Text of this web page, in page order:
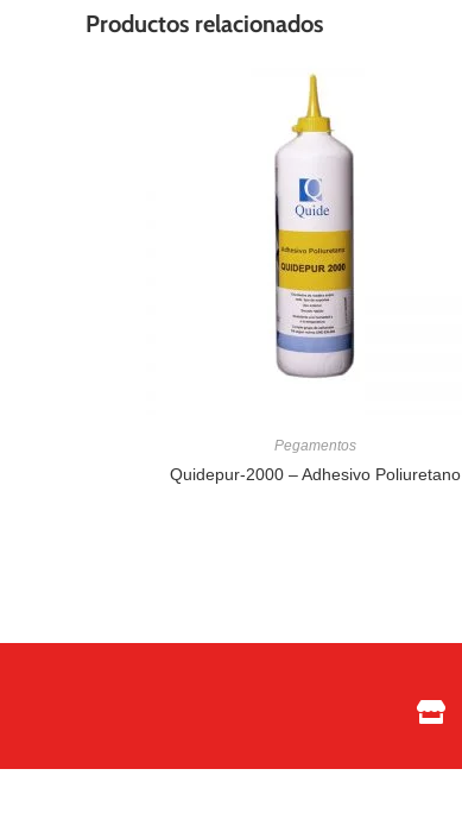
Productos relacionados
Pegamentos
Quidepur-2000 – Adhesivo Poliuretano